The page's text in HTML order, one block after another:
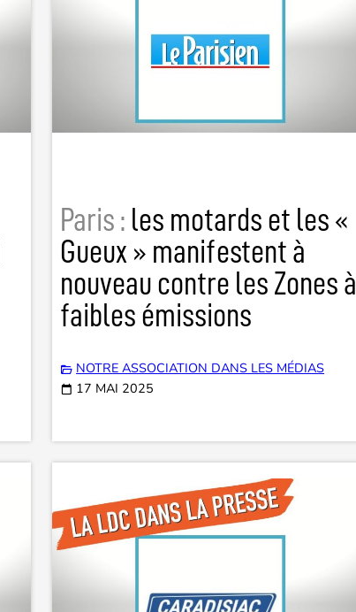
Paris : les motards et les «
Gueux » manifestent à
nouveau contre les Zones à
faibles émissions
NOTRE ASSOCIATION DANS LES MÉDIAS
17 MAI 2025